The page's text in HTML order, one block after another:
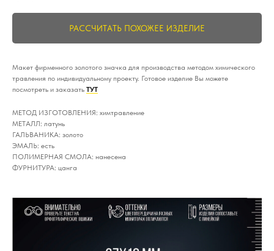
РАССЧИТАТЬ ПОХОЖЕЕ ИЗДЕЛИЕ
Макет фирменного золотого значка для производства методом химического
травления по индивидуальному проекту. Готовое изделие Вы можете
посмотреть и заказать ТУТ
МЕТОД ИЗГОТОВЛЕНИЯ: химтравление
МЕТАЛЛ: латунь
ГАЛЬВАНИКА: золото
ЭМАЛЬ: есть
ПОЛИМЕРНАЯ СМОЛА: нанесена
ФУРНИТУРА: цанга